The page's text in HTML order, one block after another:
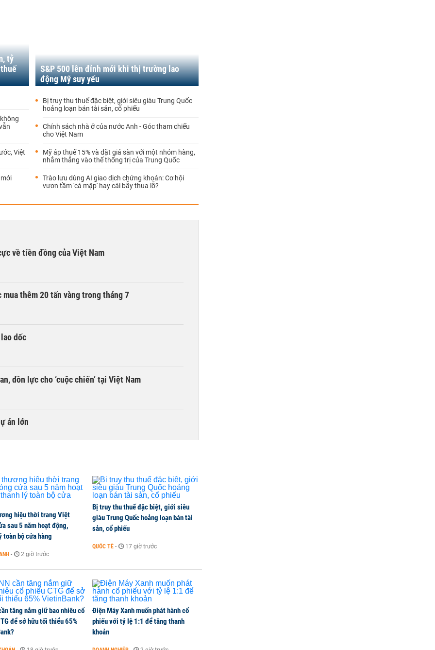
tỷ
Việt
S&P 500 lên đỉnh mới khi thị trường lao
động Mỹ suy yếu
Bị truy thu thuế đặc biệt, giới siêu giàu Trung Quốc
hoảng loạn bán tài sản, cổ phiếu
Chính sách nhà ở của nước Anh - Góc tham chiếu
cho Việt Nam
Mỹ áp thuế 15% và đặt giá sàn với một nhóm hàng,
nhắm thẳng vào thế thống trị của Trung Quốc
Trào lưu dùng AI giao dịch chứng khoán: Cơ hội
vươn tầm 'cá mập' hay cái bẫy thua lỗ?
về tiền đồng của Việt Nam
mua thêm 20 tấn vàng trong tháng 7
dốc
dồn lực cho ‘cuộc chiến’ tại Việt Nam
án lớn
BSR, MBBank chốt quyền, tỷ lệ cao nhất 100%
doanh ngoại hối nửa đầu năm 2026:
nhóm tư nhân
hộ kinh doanh?
hiệu thời trang Việt
sau 5 năm hoạt động,
toàn bộ cửa hàng
- 2 giờ trước
Bị truy thu thuế đặc biệt, giới siêu
giàu Trung Quốc hoảng loạn bán tài
sản, cổ phiếu
QUỐC TẾ - 17 giờ trước
tăng nắm giữ bao nhiêu cổ
để sở hữu tối thiểu 65%
Điện Máy Xanh muốn phát hành cổ
phiếu với tỷ lệ 1:1 để tăng thanh
khoản